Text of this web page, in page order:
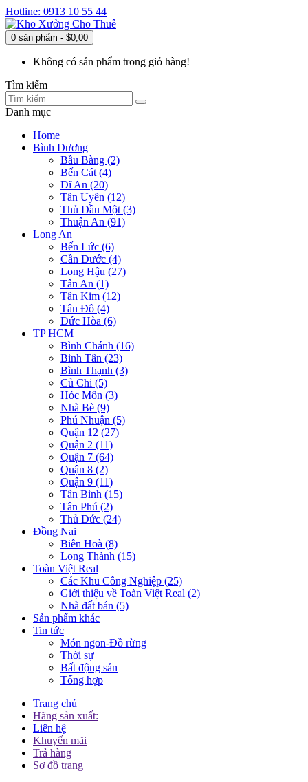
Hotline: 0913 10 55 44
0 sản phẩm - $0,00
Không có sản phẩm trong giỏ hàng!
Tìm kiếm
Danh mục
Home
Bình Dương
Bầu Bàng (2)
Bến Cát (4)
Dĩ An (20)
Tân Uyên (12)
Thủ Dầu Một (3)
Thuận An (91)
Long An
Bến Lức (6)
Cần Đước (4)
Long Hậu (27)
Tân An (1)
Tân Kim (12)
Tân Đô (4)
Đức Hòa (6)
TP HCM
Bình Chánh (16)
Bình Tân (23)
Bình Thạnh (3)
Củ Chi (5)
Hóc Môn (3)
Nhà Bè (9)
Phú Nhuận (5)
Quận 12 (27)
Quận 2 (11)
Quận 7 (64)
Quận 8 (2)
Quận 9 (11)
Tân Bình (15)
Tân Phú (2)
Thủ Đức (24)
Đồng Nai
Biên Hoà (8)
Long Thành (15)
Toàn Việt Real
Các Khu Công Nghiệp (25)
Giới thiệu về Toàn Việt Real (2)
Nhà đất bán (5)
Sản phẩm khác
Tin tức
Món ngon-Đồ rừng
Thời sự
Bất động sản
Tổng hợp
Trang chủ
Hãng sản xuất:
Liên hệ
Khuyến mãi
Trả hàng
Sơ đồ trang